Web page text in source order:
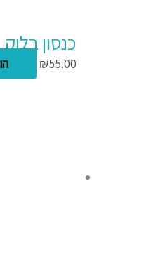
כנסון בלוק XL ספירלה ממוחזר A4 25 דפים 160 גרם
₪55.00